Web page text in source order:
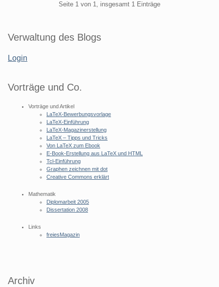
Seite 1 von 1, insgesamt 1 Einträge
Seitenleiste
Verwaltung des Blogs
Login
Vorträge und Co.
Vorträge und Artikel
LaTeX-Bewerbungsvorlage
LaTeX-Einführung
LaTeX-Magazinerstellung
LaTeX – Tipps und Tricks
Von LaTeX zum Ebook
E-Book-Erstellung aus LaTeX und HTML
Tcl-Einführung
Graphen zeichnen mit dot
Creative Commons erklärt
Mathematik
Diplomarbeit 2005
Dissertation 2008
Links
freiesMagazin
Archiv